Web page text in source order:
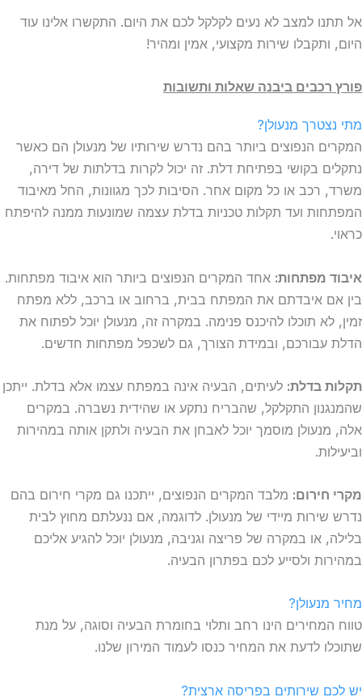
אל תתנו למצב לא נעים לקלקל לכם את היום. התקשרו אלינו עוד
היום, ותקבלו שירות מקצועי, אמין ומהיר!
פורץ רכבים ביבנה שאלות ותשובות
מתי נצטרך מנעולן?
המקרים הנפוצים ביותר בהם נדרש שירותיו של מנעולן הם כאשר
נתקלים בקושי בפתיחת דלת. זה יכול לקרות בדלתות של דירה,
משרד, רכב או כל מקום אחר. הסיבות לכך מגוונות, החל מאיבוד
המפתחות ועד תקלות טכניות בדלת עצמה שמונעות ממנה להיפתח
כראוי.
איבוד מפתחות: אחד המקרים הנפוצים ביותר הוא איבוד מפתחות.
בין אם איבדתם את המפתח בבית, ברחוב או ברכב, ללא מפתח
זמין, לא תוכלו להיכנס פנימה. במקרה זה, מנעולן יוכל לפתוח את
הדלת עבורכם, ובמידת הצורך, גם לשכפל מפתחות חדשים.
תקלות בדלת: לעיתים, הבעיה אינה במפתח עצמו אלא בדלת. ייתכן
שהמנגנון התקלקל, שהבריח נתקע או שהידית נשברה. במקרים
אלה, מנעולן מוסמך יוכל לאבחן את הבעיה ולתקן אותה במהירות
וביעילות.
מקרי חירום: מלבד המקרים הנפוצים, ייתכנו גם מקרי חירום בהם
נדרש שירות מיידי של מנעולן. לדוגמה, אם ננעלתם מחוץ לבית
בלילה, או במקרה של פריצה וגניבה, מנעולן יוכל להגיע אליכם
במהירות ולסייע לכם בפתרון הבעיה.
מחיר מנעולן?
טווח המחירים הינו רחב ותלוי בחומרת הבעיה וסוגה, על מנת
שתוכלו לדעת את המחיר כנסו לעמוד המירון שלנו.
יש לכם שירותים בפריסה ארצית?